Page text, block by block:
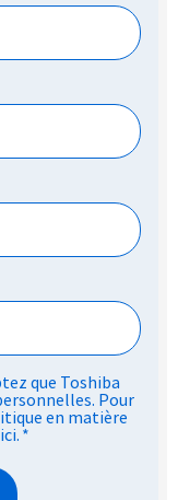
que Toshiba
Pour
en matière
.*